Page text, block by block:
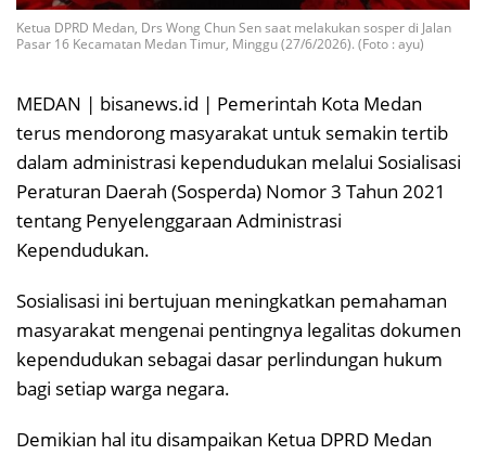
Ketua DPRD Medan, Drs Wong Chun Sen saat melakukan sosper di Jalan
Pasar 16 Kecamatan Medan Timur, Minggu (27/6/2026). (Foto : ayu)
MEDAN | bisanews.id | Pemerintah Kota Medan
terus mendorong masyarakat untuk semakin tertib
dalam administrasi kependudukan melalui Sosialisasi
Peraturan Daerah (Sosperda) Nomor 3 Tahun 2021
tentang Penyelenggaraan Administrasi
Kependudukan.
Sosialisasi ini bertujuan meningkatkan pemahaman
masyarakat mengenai pentingnya legalitas dokumen
kependudukan sebagai dasar perlindungan hukum
bagi setiap warga negara.
Demikian hal itu disampaikan Ketua DPRD Medan